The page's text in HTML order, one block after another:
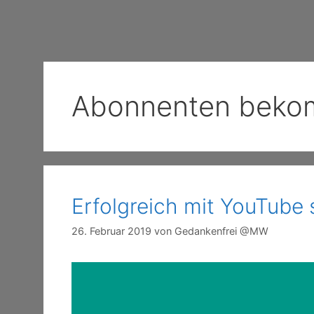
Abonnenten
Erfolgreich mit
26. Februar 2019 von Gedankenfrei @MW